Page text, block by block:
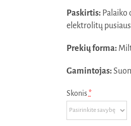
Paskirtis:
elektrolitų
Prekių forma:
Gamintojas:
Skonis*